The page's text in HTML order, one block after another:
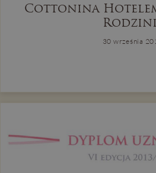
Cottonina
30 września